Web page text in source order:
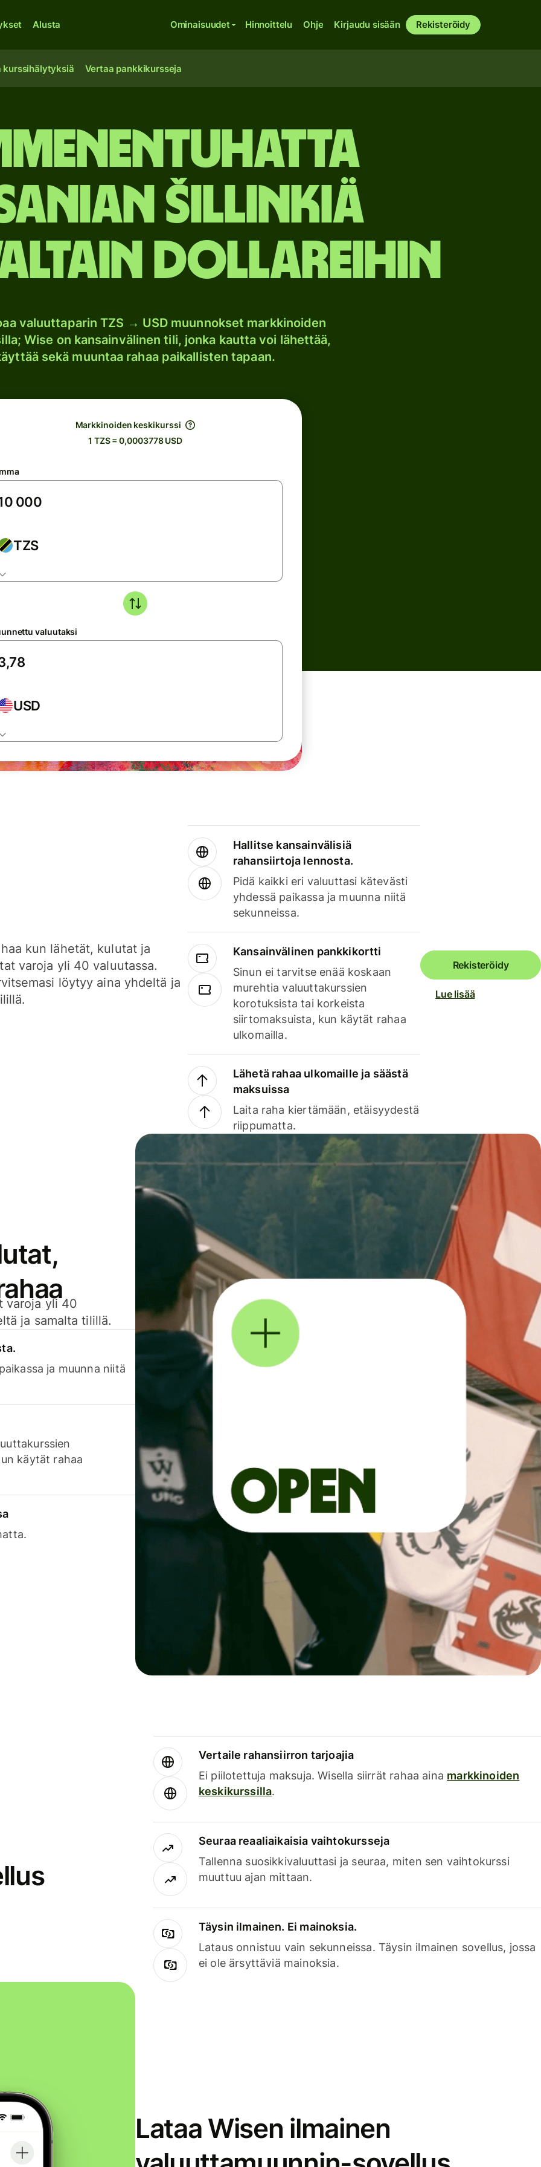
Alusta Ominaisuudet Hinnoittelu Ohje Kirjaudu sisään Rekisteröidy
kurssihälytyksiä Vertaa pankkikursseja
šillinkiä
dollareihin
valuuttaparin TZS → USD muunnokset markkinoiden
Wise on kansainvälinen tili, jonka kautta voi lähettää,
sekä muuntaa rahaa paikallisten tapaan.
Markkinoiden keskikurssi
1 TZS = 0,0003778 USD
TZS
valuutaksi
USD
kun lähetät, kulutat ja
varoja yli 40 valuutassa.
löytyy aina yhdeltä ja
Hallitse kansainvälisiä
rahansiirtoja lennosta.
Pidä kaikki eri valuuttasi kätevästi
yhdessä paikassa ja muunna niitä
sekunneissa.
Kansainvälinen pankkikortti
Sinun ei tarvitse enää koskaan
murehtia valuuttakurssien
korotuksista tai korkeista
siirtomaksuista, kun käytät rahaa
ulkomailla.
Lähetä rahaa ulkomaille ja säästä
maksuissa
Laita raha kiertämään, etäisyydestä
riippumatta.
Rekisteröidy
Lue lisää
varoja yli 40
ja samalta tilillä.
ja muunna niitä
käytät rahaa
Vertaile rahansiirron tarjoajia
Ei piilotettuja maksuja. Wisella siirrät rahaa aina markkinoiden
keskikurssilla.
Seuraa reaaliaikaisia vaihtokursseja
Tallenna suosikkivaluuttasi ja seuraa, miten sen vaihtokurssi
muuttuu ajan mittaan.
Täysin ilmainen. Ei mainoksia.
Lataus onnistuu vain sekunneissa. Täysin ilmainen sovellus, jossa
ei ole ärsyttäviä mainoksia.
Lataa Wisen ilmainen